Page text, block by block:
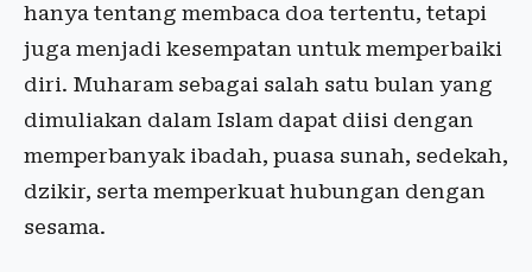
hanya tentang membaca doa tertentu, tetapi
juga menjadi kesempatan untuk memperbaiki
diri. Muharam sebagai salah satu bulan yang
dimuliakan dalam Islam dapat diisi dengan
memperbanyak ibadah, puasa sunah, sedekah,
dzikir, serta memperkuat hubungan dengan
sesama.